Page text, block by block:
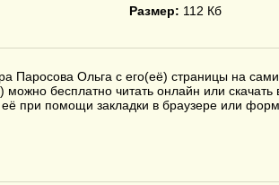
Размер: 112 Кб
Паросова Ольга с его(её) страницы на
можно бесплатно читать онлайн или
при помощи закладки в браузере или